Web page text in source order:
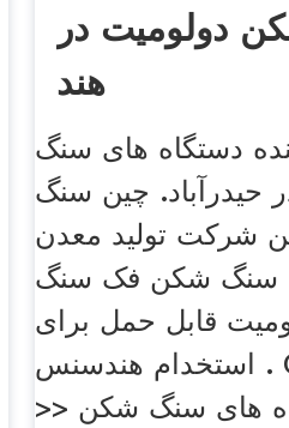
دولومیت در
هند
دستگاه های سنگ
حیدرآباد. چین سنگ
شرکت تولید معدن
سنگ شکن فک سنگ
قابل حمل برای
استخدام هندسنس . Get Price
>> دستگاه های سنگ شکن